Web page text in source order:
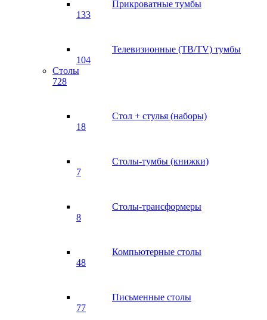
Прикроватные тумбы
133
Телевизионные (ТВ/TV) тумбы
104
Столы
728
Стол + стулья (наборы)
18
Столы-тумбы (книжки)
7
Столы-трансформеры
8
Компьютерные столы
48
Письменные столы
77